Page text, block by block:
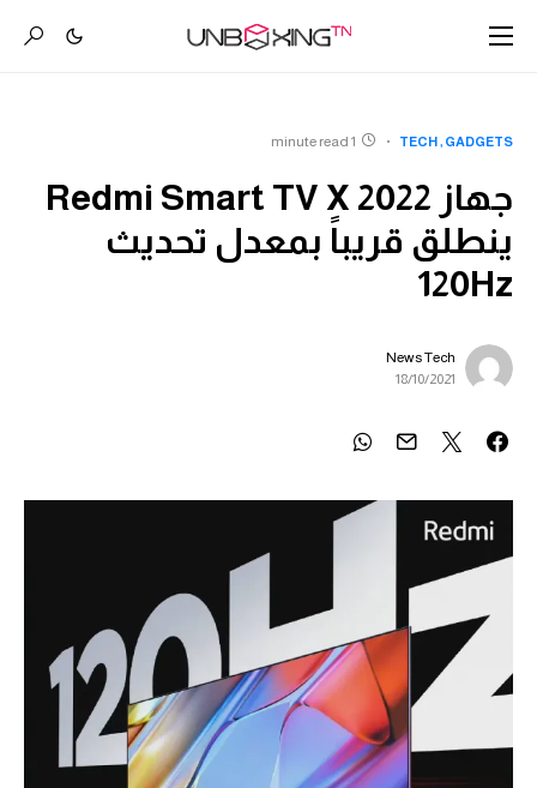
GADGETS
TECH
1 minute read
جهاز Redmi Smart TV X 2022
ينطلق قريباً بمعدل تحديث
120Hz
News Tech
18/10/2021